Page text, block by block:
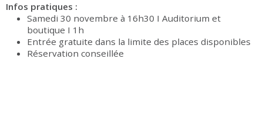
Infos pratiques :
Samedi 30 novembre à 16h30 I Auditorium et
boutique I 1h
Entrée gratuite dans la limite des places disponibles
Réservation conseillée